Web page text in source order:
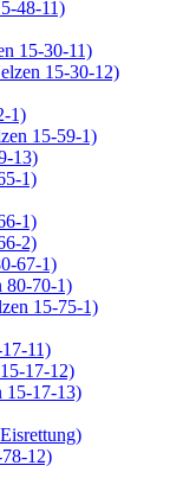
48-11)
15-30-11)
15-30-12)
1)
15-59-1)
13)
1)
1)
2)
67-1)
80-70-1)
15-75-1)
11)
17-12)
15-17-13)
12)